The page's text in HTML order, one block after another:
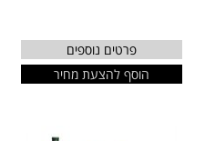
פרטים נוספים
הוסף להצעת מחיר